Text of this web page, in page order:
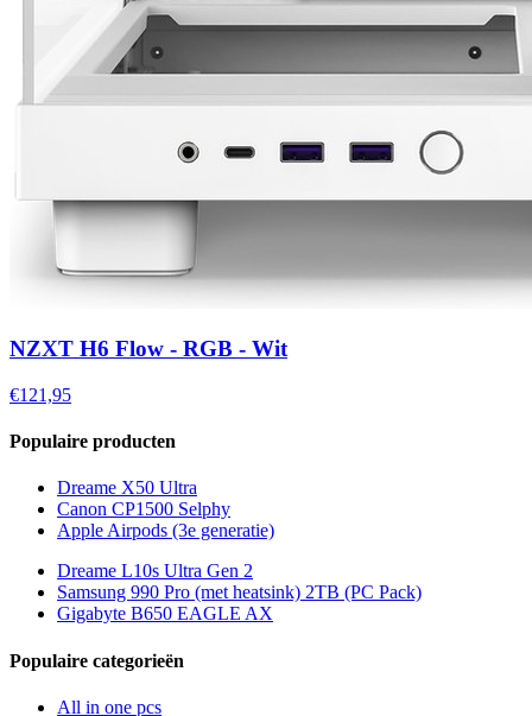
NZXT H6 Flow - RGB - Wit
€121,95
Populaire producten
Dreame X50 Ultra
Canon CP1500 Selphy
Apple Airpods (3e generatie)
Dreame L10s Ultra Gen 2
Samsung 990 Pro (met heatsink) 2TB (PC Pack)
Gigabyte B650 EAGLE AX
Populaire categorieën
All in one pcs